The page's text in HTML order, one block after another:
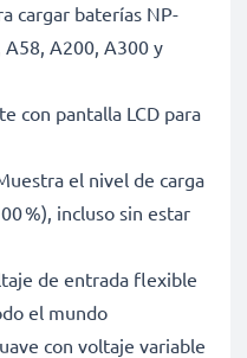
cargar baterías NP-
A58, A200, A300 y
con pantalla LCD para
el nivel de carga
%), incluso sin estar
de entrada flexible
el mundo
con voltaje variable